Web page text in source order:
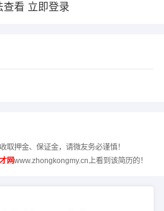
查看 立即登录
取押金、保证金，请微友务必谨慎！
网www.zhongkongmy.cn上看到该简历的！